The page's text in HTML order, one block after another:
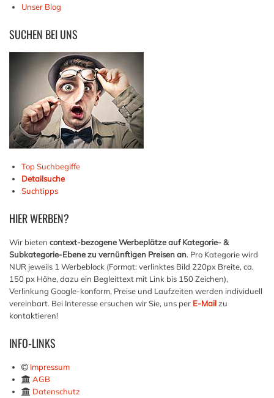
Unser Blog
SUCHEN BEI UNS
Top Suchbegiffe
Detailsuche
Suchtipps
HIERWERBEN?
Wir bieten context-bezogene Werbeplätze auf Kategorie- &
Subkategorie-Ebene zu vernünftigen Preisen an. Pro Kategorie wird
NUR jeweils 1 Werbeblock (Format: verlinktes Bild 220px Breite, ca.
150 px Höhe, dazu ein Begleittext mit Link bis 150 Zeichen),
Verlinkung Google-konform, Preise und Laufzeiten werden individuell
vereinbart. Bei Interesse ersuchen wir Sie, uns per E-Mailzu
kontaktieren!
INFO-LINKS
Impressum
AGB
Datenschutz